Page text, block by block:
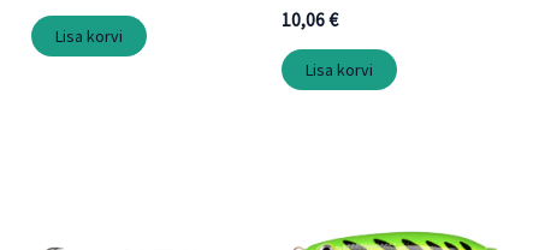
Lisa korvi
10,06€
Lisa korvi